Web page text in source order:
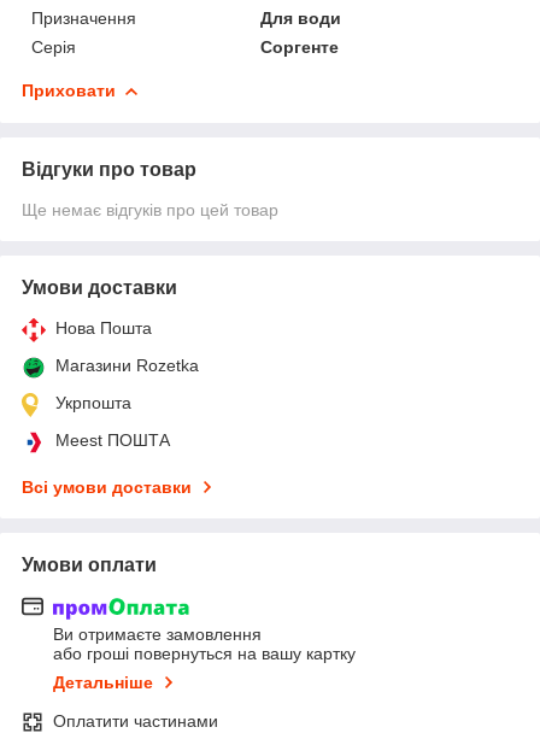
Призначення
Для води
Серія
Соргенте
Приховати
Відгуки про товар
Ще немає відгуків про цей товар
Умови доставки
Нова Пошта
Магазини Rozetka
Укрпошта
Meest ПОШТА
Всі умови доставки
Умови оплати
Ви отримаєте замовлення
або гроші повернуться на вашу картку
Детальніше
Оплатити частинами